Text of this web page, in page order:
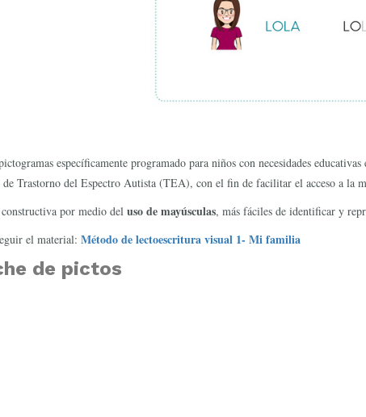
específicamente programado para niños con necesidades
Trastorno del Espectro Autista (TEA), con el fin de facilitar el acceso a la
por medio del uso de mayúsculas, más fáciles de identificar y
el material: Método de lectoescritura visual 1- Mi familia
de pictos